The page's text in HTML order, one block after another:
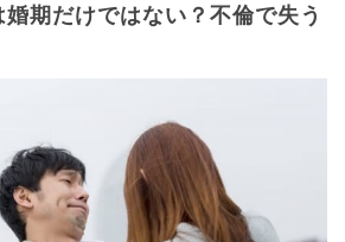
期だけではない？不倫で失う